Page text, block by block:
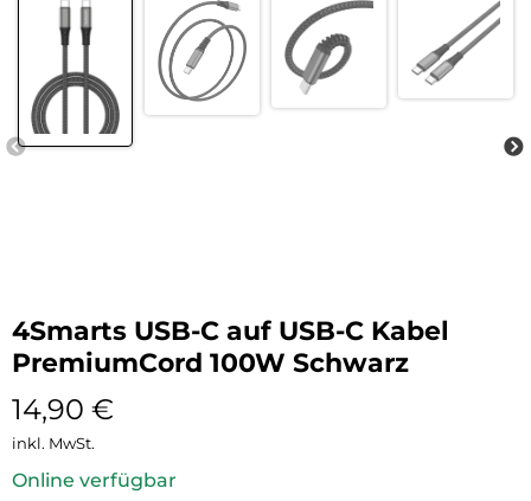
4Smarts USB-C auf USB-C Kabel
PremiumCord 100W Schwarz
14,90 €
inkl. MwSt.
Online verfügbar